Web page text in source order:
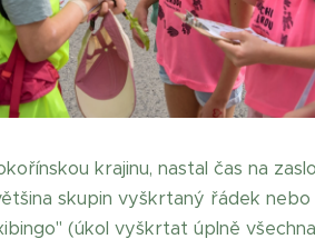
krajinu, nastal čas na
skupin vyškrtaný řádek nebo
(úkol vyškrtat úplně